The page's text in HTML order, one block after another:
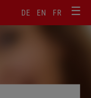
☰
DE EN FR
Suchbegriffe